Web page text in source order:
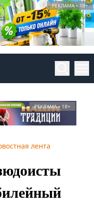
РЕКЛАМА • 18+
РЕКЛАМА • 18+
лента